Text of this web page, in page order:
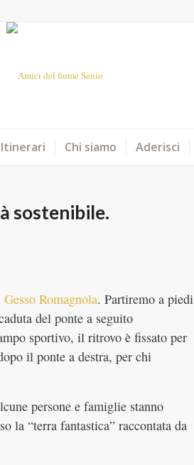
Itinerari Chi siamo Aderisci
sostenibile.
Romagnola. Partiremo a piedi
del ponte a seguito
sportivo, il ritrovo è fissato per
il ponte a destra, per chi
persone e famiglie stanno
la “terra fantastica” raccontata da